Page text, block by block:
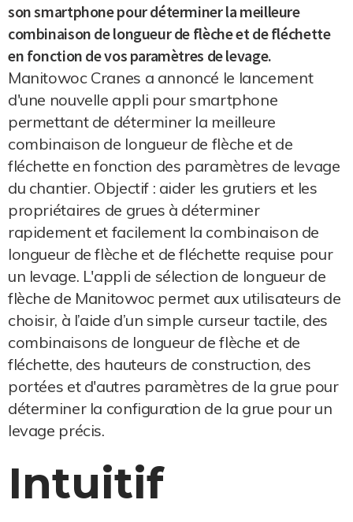
son smartphone pour déterminer la meilleure
combinaison de longueur de flèche et de fléchette
en fonction de vos paramètres de levage.
Manitowoc Cranes a annoncé le lancement
d'une nouvelle appli pour smartphone
permettant de déterminer la meilleure
combinaison de longueur de flèche et de
fléchette en fonction des paramètres de levage
du chantier. Objectif : aider les grutiers et les
propriétaires de grues à déterminer
rapidement et facilement la combinaison de
longueur de flèche et de fléchette requise pour
un levage. L'appli de sélection de longueur de
flèche de Manitowoc permet aux utilisateurs de
choisir, à l’aide d’un simple curseur tactile, des
combinaisons de longueur de flèche et de
fléchette, des hauteurs de construction, des
portées et d'autres paramètres de la grue pour
déterminer la configuration de la grue pour un
levage précis.
Intuitif